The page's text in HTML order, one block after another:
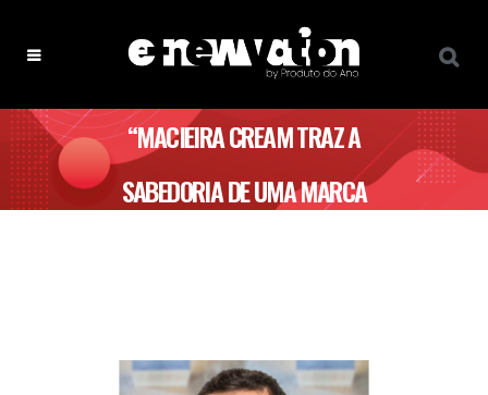
“MACIEIRA CREAM TRAZ A
SABEDORIA DE UMA MARCA